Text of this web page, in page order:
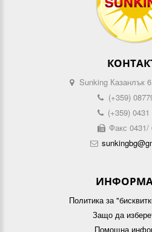
Sunking Казанлък
(+359)
(+359)
Факс 0431/
Политика за
Защо да
Помощна